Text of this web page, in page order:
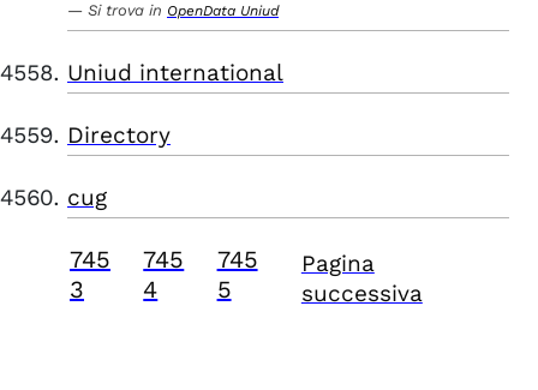
Si trova in OpenData Uniud
Uniud international
Directory
cug
745
3
745
4
745
5
Pagina
successiva